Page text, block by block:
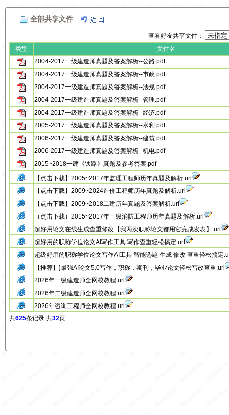
全部共享文件
查看好友共享文件：
类型
文件名
2004-2017一级建造师真题及答案解析--公路.pdf
2004-2017一级建造师真题及答案解析--市政.pdf
2004-2017一级建造师真题及答案解析--法规.pdf
2004-2017一级建造师真题及答案解析--管理.pdf
2004-2017一级建造师真题及答案解析--经济.pdf
2005-2017一级建造师真题及答案解析--水利.pdf
2006-2017一级建造师真题及答案解析--建筑.pdf
2006-2017一级建造师真题及答案解析--机电.pdf
2015~2018一建《铁路》真题及参考答案.pdf
【点击下载】2005~2017年监理工程师历年真题及解析.url
【点击下载】2009~2024造价工程师历年真题及解析.url
【点击下载】2009~2018二建历年真题及答案解析.url
（点击下载）2015~2017年一级消防工程师历年真题及解析.url
超好用论文在线生成查重修改【我两次职称论文都用它完成发表】.url
超好用的职称学位论文AI写作工具 写作查重轻松搞定.url
超级好用的职称学位论文写作AI工具 智能选题 生成 修改 查重轻松搞定
【推荐】}最强AI论文5.0写作，职称，期刊，毕业论文轻松写改查重.url
2026年一级建造师全网校教程.url
2026年二级建造师全网校教程.url
2026年咨询工程师全网校教程.url
共625条记录 共32页